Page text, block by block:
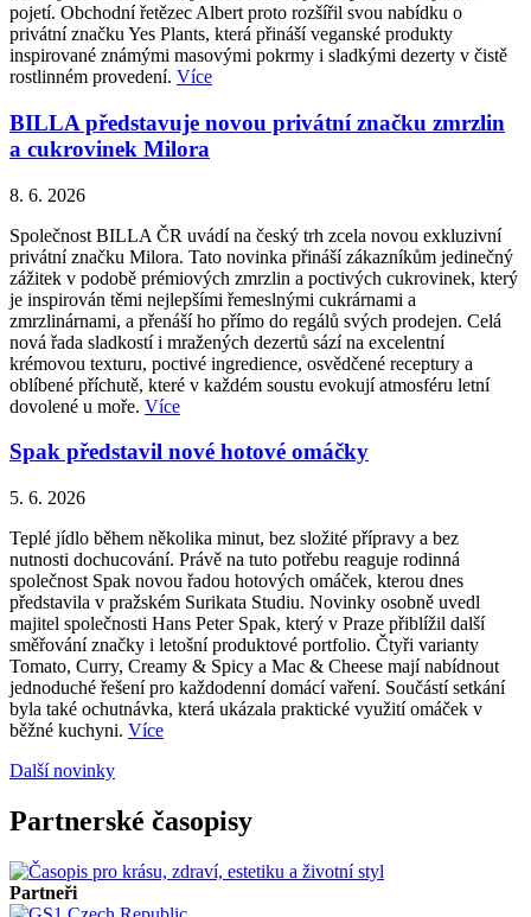
pojetí. Obchodní řetězec Albert proto rozšířil svou nabídku o
privátní značku Yes Plants, která přináší veganské produkty
inspirované známými masovými pokrmy i sladkými dezerty v čistě
rostlinném provedení. Více
BILLA představuje novou privátní značku zmrzlin
a cukrovinek Milora
8. 6. 2026
Společnost BILLA ČR uvádí na český trh zcela novou exkluzivní
privátní značku Milora. Tato novinka přináší zákazníkům jedinečný
zážitek v podobě prémiových zmrzlin a poctivých cukrovinek, který
je inspirován těmi nejlepšími řemeslnými cukrárnami a
zmrzlinárnami, a přenáší ho přímo do regálů svých prodejen. Celá
nová řada sladkostí i mražených dezertů sází na excelentní
krémovou texturu, poctivé ingredience, osvědčené receptury a
oblíbené příchutě, které v každém soustu evokují atmosféru letní
dovolené u moře. Více
Spak představil nové hotové omáčky
5. 6. 2026
Teplé jídlo během několika minut, bez složité přípravy a bez
nutnosti dochucování. Právě na tuto potřebu reaguje rodinná
společnost Spak novou řadou hotových omáček, kterou dnes
představila v pražském Surikata Studiu. Novinky osobně uvedl
majitel společnosti Hans Peter Spak, který v Praze přiblížil další
směřování značky i letošní produktové portfolio. Čtyři varianty
Tomato, Curry, Creamy & Spicy a Mac & Cheese mají nabídnout
jednoduché řešení pro každodenní domácí vaření. Součástí setkání
byla také ochutnávka, která ukázala praktické využití omáček v
běžné kuchyni. Více
Další novinky
Partnerské časopisy
Partneři